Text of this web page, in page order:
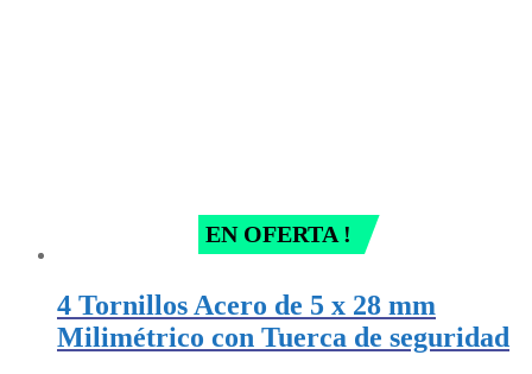
EN OFERTA !
4 Tornillos Acero de 5 x 28 mm
Milimétrico con Tuerca de seguridad